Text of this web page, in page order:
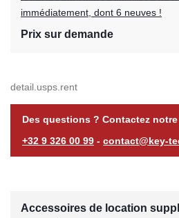
immédiatement, dont 6 neuves !
Prix sur demande
detail.usps.rent
Des questions ? Contactez
+32 9 326 00 99 - contact@key-
Accessoires de location